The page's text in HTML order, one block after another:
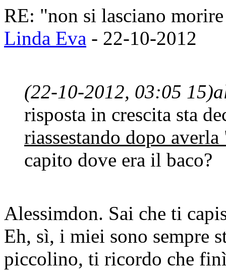
RE: "non si lasciano
Linda Eva - 22-10-2012
(22-10-2012, 03:05 15)
risposta in crescita sta
riassestando dopo
capito dove era il baco?
Alessimdon. Sai che ti
Eh, sì, i miei sono sempre
piccolino, ti ricordo che